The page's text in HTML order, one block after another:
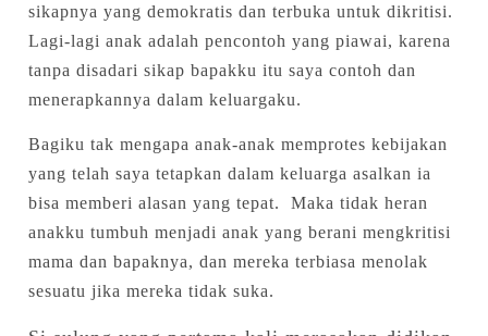
sikapnya yang demokratis dan terbuka untuk dikritisi.
Lagi-lagi anak adalah pencontoh yang piawai, karena
tanpa disadari sikap bapakku itu saya contoh dan
menerapkannya dalam keluargaku.
Bagiku tak mengapa anak-anak memprotes kebijakan
yang telah saya tetapkan dalam keluarga asalkan ia
bisa memberi alasan yang tepat. Maka tidak heran
anakku tumbuh menjadi anak yang berani mengkritisi
mama dan bapaknya, dan mereka terbiasa menolak
sesuatu jika mereka tidak suka.